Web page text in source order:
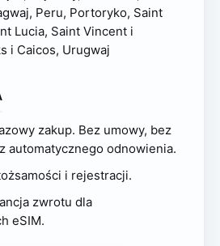
Peru, Portoryko, Saint
Lucia, Saint Vincent i
i Caicos, Urugwaj
zakup. Bez umowy, bez
automatycznego odnowienia.
i rejestracji.
zwrotu dla
eSIM.